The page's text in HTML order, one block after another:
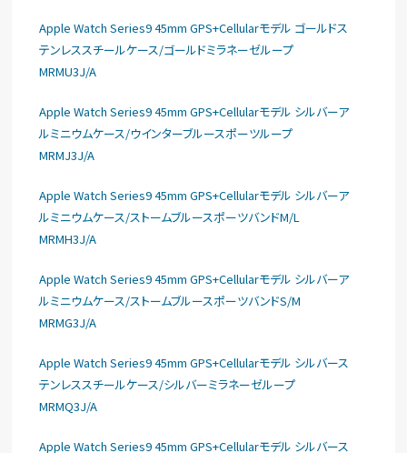
Apple Watch Series9 45mm GPS+Cellularモデル ゴールドス
テンレススチールケース/ゴールドミラネーゼループ
MRMU3J/A
Apple Watch Series9 45mm GPS+Cellularモデル シルバーア
ルミニウムケース/ウインターブルースポーツループ
MRMJ3J/A
Apple Watch Series9 45mm GPS+Cellularモデル シルバーア
ルミニウムケース/ストームブルースポーツバンドM/L
MRMH3J/A
Apple Watch Series9 45mm GPS+Cellularモデル シルバーア
ルミニウムケース/ストームブルースポーツバンドS/M
MRMG3J/A
Apple Watch Series9 45mm GPS+Cellularモデル シルバース
テンレススチールケース/シルバーミラネーゼループ
MRMQ3J/A
Apple Watch Series9 45mm GPS+Cellularモデル シルバース